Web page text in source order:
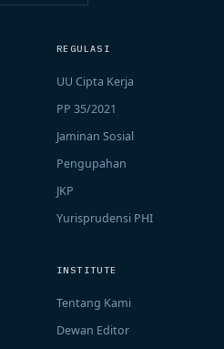
REGULASI
UU Cipta Kerja
PP 35/2021
Jaminan Sosial
Pengupahan
JKP
Yurisprudensi PHI
INSTITUTE
Tentang Kami
Dewan Editor